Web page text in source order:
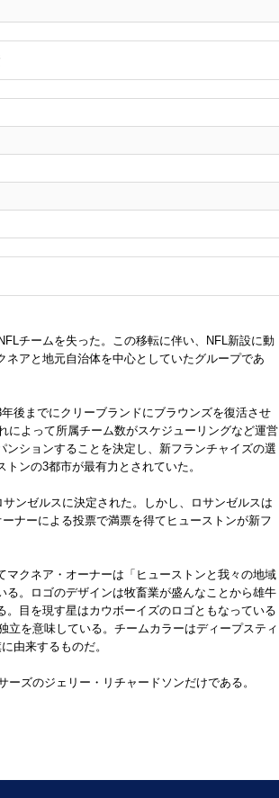
チームを失った。この移転に伴い、NFL新設に動
アと地元自治体を中心としていたグループであ
後までにクリーブランドにブラウンズを復活させ
によって所属チーム数がスケジューリングなど運営
ションすることを決定し、新フランチャイズの選
ンの3都市が最有力とされていた。
ンゼルスに決定された。しかし、ロサンゼルスは
ナーによる投票で満票を得てヒューストンが新フ
クネア・オーナーは「ヒューストンと我々の地域
。ロゴのデザインは牧畜業が盛んなことから雄牛
目を現す星はカウボーイズのロゴともなっている
立を意味している。チームカラーはディープスティ
由来するものだ。
ズのジェリー・リチャードソンだけである。